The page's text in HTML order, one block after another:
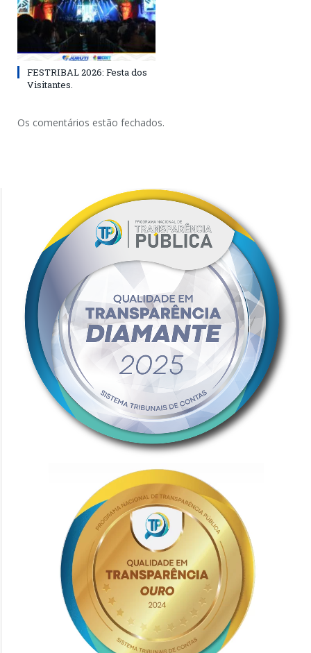
FESTRIBAL 2026: Festa dos
Visitantes.
Os comentários estão fechados.